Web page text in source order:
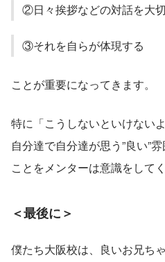
②日々挨拶などの対話を大
③それを自らが体現する
ことが重要になってきます。
特に「こうしないといけない
自分達で自分達が思う”良い”
ことをメンターは意識をして
＜最後に＞
僕たち大阪校は、良いお兄ち